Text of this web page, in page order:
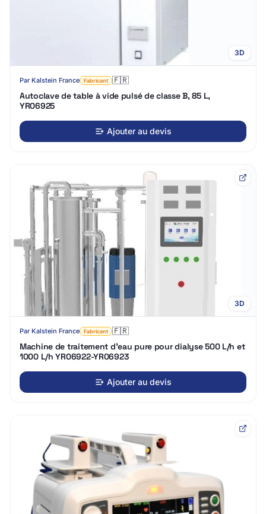
3D
Par Kalstein France Fabricant 🇫🇷
Autoclave de table à vide pulsé de classe B, 85 L,
YR06925
Ajouter au devis
3D
Par Kalstein France Fabricant 🇫🇷
Machine de traitement d'eau pure pour dialyse 500 L/h et
1000 L/h YR06922-YR06923
Ajouter au devis